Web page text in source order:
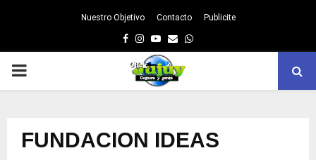
Nuestro Objetivo Contacto Publicite
Facebook
Instagram
Youtube
EmailWhatsapp
PRIMARY
FUNDACION IDEAS